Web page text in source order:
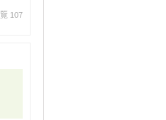
107